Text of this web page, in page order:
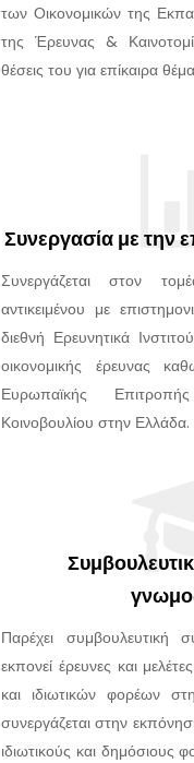
των Οικονομικών της
της Έρευνας &
θέσεις του για επίκαιρα
Συνεργασία με την
Συνεργάζεται στον
αντικειμένου με
διεθνή Ερευνητικά
οικονομικής έρευνας
Ευρωπαϊκής
Κοινοβουλίου στην Ελλάδα.
Παρέχει συμβουλευτική
εκπονεί έρευνες και
και ιδιωτικών φορέων
συνεργάζεται στην
ιδιωτικούς και δημόσιους